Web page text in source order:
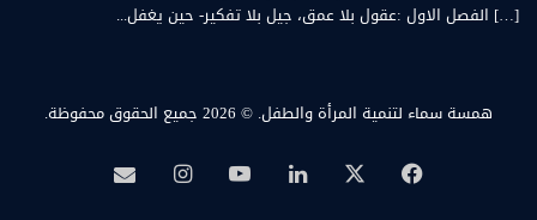
[…] الفصل الاول :عقول بلا عمق، جيل بلا تفكير- حين يغفل...
همسة سماء لتنمية المرأة والطفل. © 2026 جميع الحقوق محفوظة.
فيسبوك لينكدإن‫YouTubeانستقرامبريد